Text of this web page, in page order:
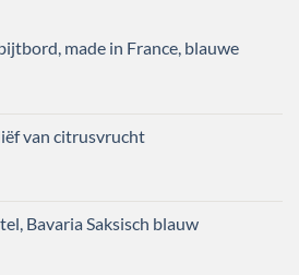
made in France, blauwe
van citrusvrucht
Bavaria Saksisch blauw